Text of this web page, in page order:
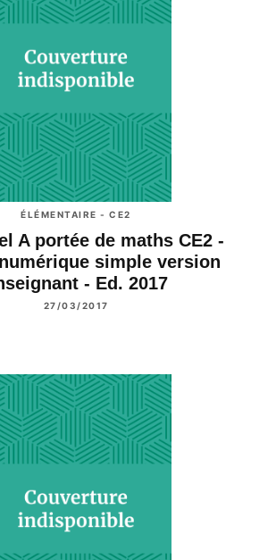
ÉLÉMENTAIRE - CE2
A portée de maths CE2 -
simple version
- Ed. 2017
27/03/2017